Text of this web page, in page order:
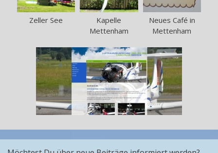
Zeller See
Kapelle
Mettenham
Neues Café in
Mettenham